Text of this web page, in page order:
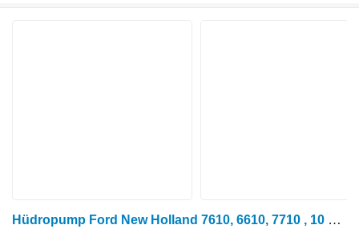
Hüdropump Ford New Holland 7610, 6610, 7710 , 10 Series, Hydraulic Pump Assy E1 E1NN600AA tüübi jaoks ratastraktori Ford 7710